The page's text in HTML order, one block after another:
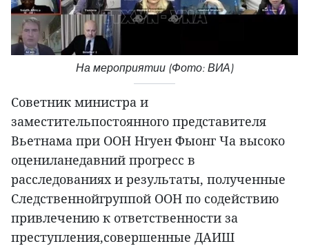
На мероприятии (Фото: ВИА)
Советник министра и
заместительпостоянного представителя
Вьетнама при ООН Нгуен Фыонг Ча высоко
оцениланедавний прогресс в
расследованиях и результаты, полученные
Следственнойгруппой ООН по содействию
привлечению к ответственности за
преступления,совершенные ДАИШ